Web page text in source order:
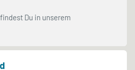
Du in unserem